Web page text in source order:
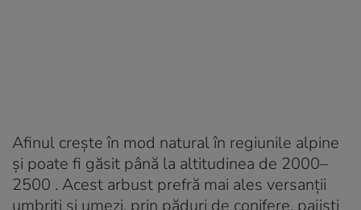
Afinul crește în mod natural în regiunile alpine
și poate fi găsit până la altitudinea de 2000–
2500 . Acest arbust prefră mai ales versanții
umbriți și umezi, prin păduri de conifere, pajiști